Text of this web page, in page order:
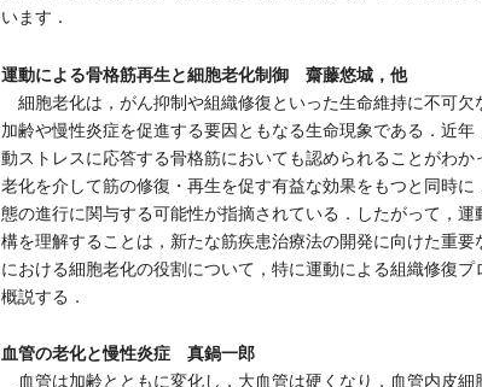
います．
運動による骨格筋再生と細胞老化制御 齋藤悠城，他
細胞老化は，がん抑制や組織修復といった生命維持に不可欠
加齢や慢性炎症を促進する要因ともなる生命現象である．近
動ストレスに応答する骨格筋においても認められることがわ
老化を介して筋の修復・再生を促す有益な効果をもつと同時
態の進行に関与する可能性が指摘されている．したがって，
構を理解することは，新たな筋疾患治療法の開発に向けた重
における細胞老化の役割について，特に運動による組織修復
概説する．
血管の老化と慢性炎症 真鍋一郎
血管は加齢とともに変化し，大血管は硬くなり，血管内皮細